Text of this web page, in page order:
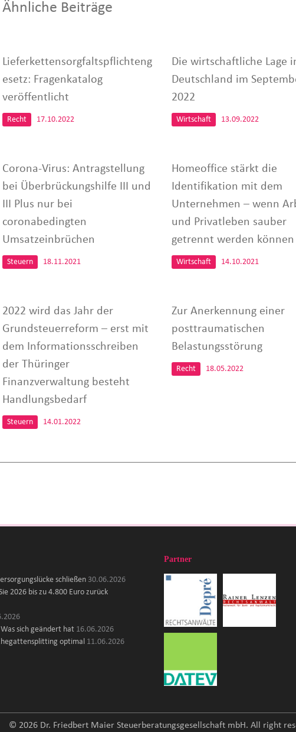
Ähnliche Beiträge
Lieferkettensorgfaltspflichteng
esetz: Fragenkatalog
veröffentlicht
Recht 17.10.2022
Die wirtschaftliche Lage
Deutschland im
2022
Wirtschaft 13.09.2022
Corona-Virus: Antragstellung
bei Überbrückungshilfe III und
III Plus nur bei
coronabedingten
Umsatzeinbrüchen
Steuern 18.11.2021
Homeoffice stärkt die
Identifikation mit dem
Unternehmen – wenn
und Privatleben sauber
getrennt werden können
Wirtschaft 14.10.2021
2022 wird das Jahr der
Grundsteuerreform – erst mit
dem Informationsschreiben
der Thüringer
Finanzverwaltung besteht
Handlungsbedarf
Steuern 14.01.2022
Zur Anerkennung einer
posttraumatischen
Belastungsstörung
Recht 18.05.2022
schließen 30.06.2026
2026 bis zu 4.800 Euro zurück
sich geändert hat 16.06.2026
optimal 11.06.2026
Partner
© 2026 Dr. Friedbert Maier Steuerberatungsgesellschaft mbH. All right